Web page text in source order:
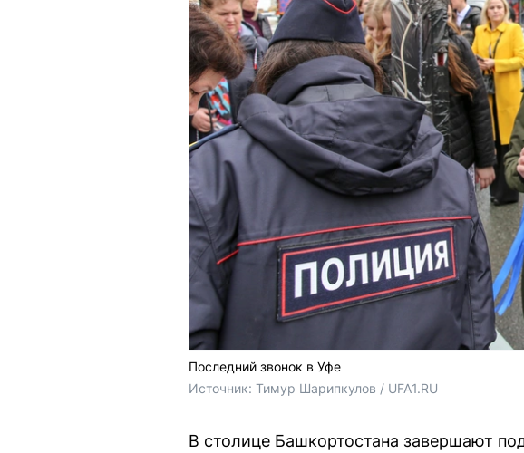
Последний звонок в Уфе
Источник: Тимур Шарипкулов / UFA1.RU
В столице Башкортостана завершают